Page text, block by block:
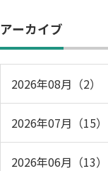
アーカイブ
2026年08月（2）
2026年07月（15）
2026年06月（13）